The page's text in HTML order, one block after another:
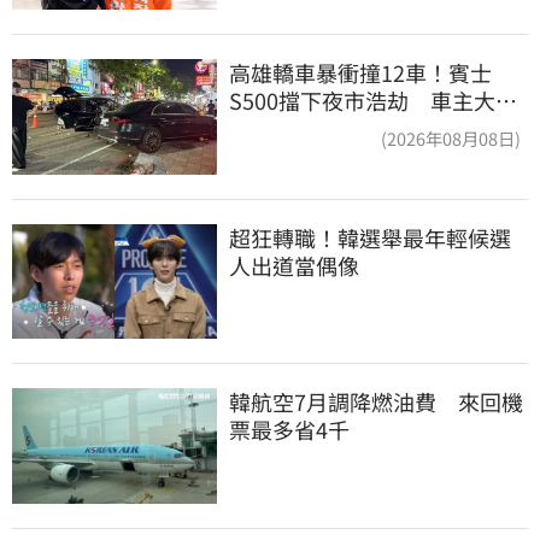
高雄轎車暴衝撞12車！賓士
S500擋下夜市浩劫 車主大
(2026年08月08日)
超狂轉職！韓選舉最年輕候選
人出道當偶像
韓航空7月調降燃油費　來回機
票最多省4千